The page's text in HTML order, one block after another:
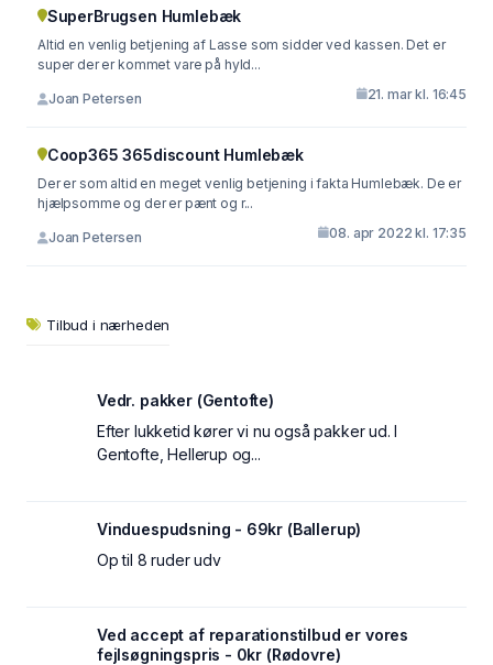
SuperBrugsen Humlebæk
Altid en venlig betjening af Lasse som sidder ved kassen. Det er
super der er kommet vare på hyld...
Joan Petersen 21. mar kl. 16:45
Coop365 365discount Humlebæk
Der er som altid en meget venlig betjening i fakta Humlebæk. De er
hjælpsomme og der er pænt og r...
Joan Petersen 08. apr 2022 kl. 17:35
Tilbud i nærheden
Vedr. pakker (Gentofte)
Efter lukketid kører vi nu også pakker ud. I
Gentofte, Hellerup og...
Vinduespudsning - 69kr (Ballerup)
Op til 8 ruder udv
Ved accept af reparationstilbud er vores
fejlsøgningspris - 0kr (Rødovre)